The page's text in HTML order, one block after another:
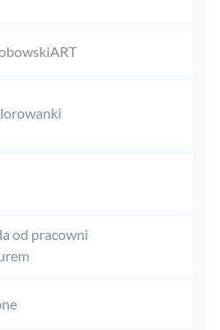
od pracowni